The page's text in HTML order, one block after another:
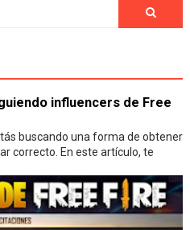
influencers de Free
buscando una forma de obtener
correcto. En este artículo, te